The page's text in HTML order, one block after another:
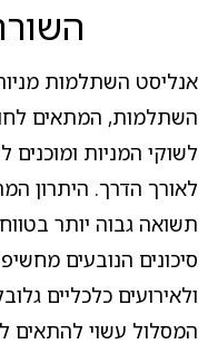
אנליסט השתלמות
השתלמות, המתאים
לשוקי המניות
לאורך הדרך. היתרון
תשואה גבוה יותר
סיכונים הנובעים
ולאירועים כלכליים
המסלול עשוי להתאים